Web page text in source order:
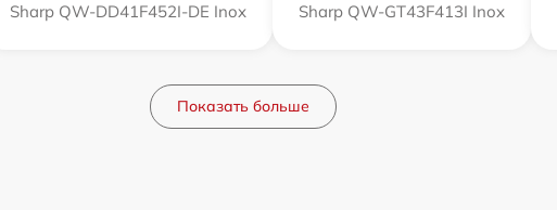
Sharp QW-DD41F452I-DE Inox Sharp QW-GT43F413I Inox
Показать больше